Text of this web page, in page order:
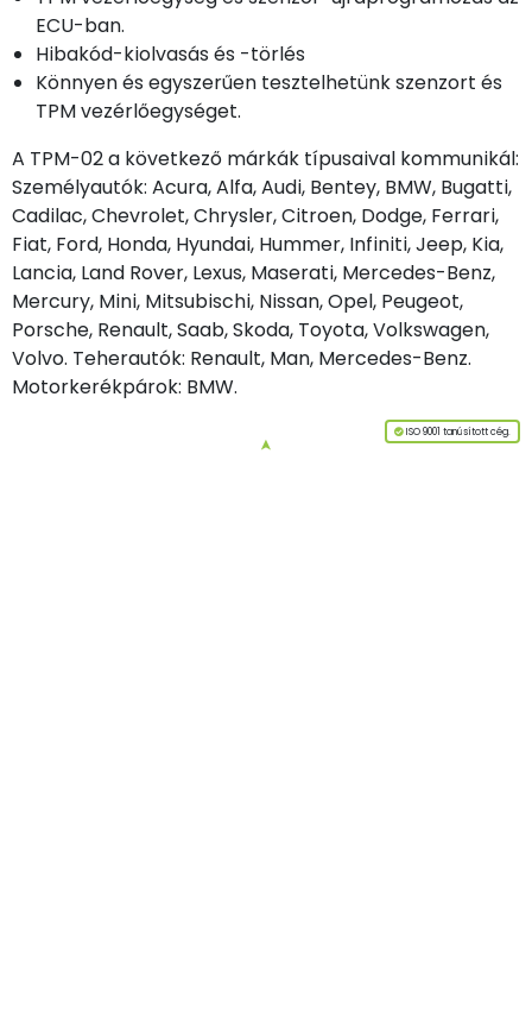
ECU-ban.
Hibakód-kiolvasás és -törlés
Könnyen és egyszerűen tesztelhetünk szenzort és
TPM vezérlőegységet.
A TPM-02 a következő márkák típusaival kommunikál:
Személyautók: Acura, Alfa, Audi, Bentey, BMW, Bugatti,
Cadilac, Chevro­let, Chrysler, Citroen, Dodge, Ferrari,
Fiat, Ford, Honda, Hyundai, Hummer, Infiniti, Jeep, Kia,
Lancia, Land Rover, Lexus, Maserati, Mercedes-Benz,
Mercury, Mini, Mitsubischi, Nissan, Opel, Peugeot,
Porsche, Renault, Saab, Skoda, Toyota, Volkswagen,
Volvo. Teherautók: Renault, Man, Mercedes-Benz.
Motorkerékpárok: BMW.
ISO 9001 tanúsított cég.
➤